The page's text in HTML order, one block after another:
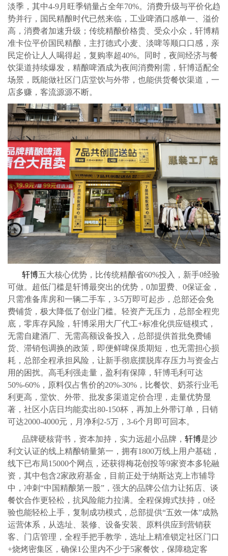
淡季，其中4-9月旺季销量占全年70%。消费升级与平价化趋
势并行，国民精酿时代已然来临，工业啤酒口感单一、溢价
高，消费者加速升级；传统精酿价格贵、受众小众，轩博精
准卡位平价国民精酿，主打德式小麦、淡啤等顺口口感，亲
民定价让人人喝得起，复购率超40%。同时，夜间经济与餐
饮渠道持续爆发，精酿啤酒成为夜间消费刚需，轩博适配全
场景，既能做社区门店堂饮与外带，也能供货餐饮渠道，一
店多赚，客流源源不断。
轩博五大核心优势，比传统精酿省60%投入，新手0经验
可做。超低门槛是轩博最突出的优势， 0加盟费、 0保证金，
只需准备库房和一辆二手车， 3-5万即可起步，总部还会免
费铺货，极大降低了创业门槛。轻资产无压力，总部全程兜
底，零库存风险，轩博采用大厂代工+标准化供应链模式，
无需自建酒厂、无需高额设备投入，总部提供首批免费铺
货、滞销包调换的政策，即便鲜啤保质期短，也无需担心损
耗，总部全程承担风险，让新手彻底摆脱库存压力与资金占
用的困扰。高毛利强走量，盈利有保障，轩博毛利可达
50%-60%，原料仅占售价的20%-30%，比餐饮、奶茶行业毛
利更高，堂饮、外带、批发多渠道定价合理，走量优势显
著，社区小店日均能卖出80-150杯，再加上外带订单，日销
可达2000-4000元，月净利2-5万，3-6个月即可回本。
品牌硬核背书，资本加持，实力远超小品牌， 轩博是沙
利文认证的线上精酿销量第一，拥有1800万线上用户基础，
线下已布局15000个网点，还获得梅花创投等9家资本多轮融
资，其中包含2家政府基金，目前正处于纳斯达克上市辅导
中，冲刺“中国精酿第一股”，强大的品牌公信力让拓店、谈
餐饮合作更轻松，抗风险能力拉满。全程保姆式扶持，0经
验也能轻松上手，复制成功模式，总部提供“五效一体”成熟
运营体系，从选址、装修、设备安装、原料供应到营销获
客、门店管理，全程手把手教学，选址上精准锁定社区门口
+烧烤密集区，确保1公里内不少于5家餐饮，保障稳定客